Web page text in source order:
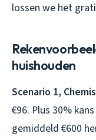
lossen we het
huishouden
Scenario 1,
€96. Plus 30%
gemiddeld €600